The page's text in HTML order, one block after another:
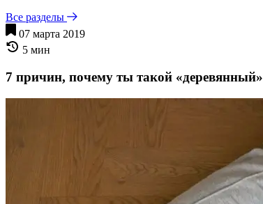
Все разделы
07 марта 2019
5 мин
7 причин, почему ты такой «деревянный»